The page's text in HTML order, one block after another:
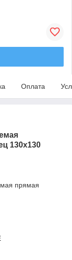
Оплата
130x130
прямая